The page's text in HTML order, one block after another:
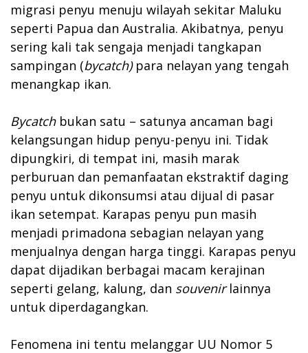
migrasi penyu menuju wilayah sekitar Maluku
seperti Papua dan Australia. Akibatnya, penyu
sering kali tak sengaja menjadi tangkapan
sampingan (bycatch) para nelayan yang tengah
menangkap ikan.
Bycatch bukan satu – satunya ancaman bagi
kelangsungan hidup penyu-penyu ini. Tidak
dipungkiri, di tempat ini, masih marak
perburuan dan pemanfaatan ekstraktif daging
penyu untuk dikonsumsi atau dijual di pasar
ikan setempat. Karapas penyu pun masih
menjadi primadona sebagian nelayan yang
menjualnya dengan harga tinggi. Karapas penyu
dapat dijadikan berbagai macam kerajinan
seperti gelang, kalung, dan souvenirlainnya
untuk diperdagangkan.
Fenomena ini tentu melanggar UU Nomor 5